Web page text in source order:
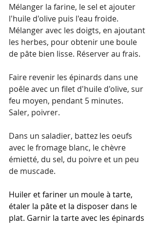
Mélanger la farine, le sel et ajouter
l'huile d'olive puis l'eau froide.
Mélanger avec les doigts, en ajoutant
les herbes, pour obtenir une boule
de pâte bien lisse. Réserver au frais.
Faire revenir les épinards dans une
poêle avec un filet d'huile d'olive, sur
feu moyen, pendant 5 minutes.
Saler, poivrer.
Dans un saladier, battez les oeufs
avec le fromage blanc, le chèvre
émietté, du sel, du poivre et un peu
de muscade.
Huiler et fariner un moule à tarte,
étaler la pâte et la disposer dans le
plat. Garnir la tarte avec les épinards